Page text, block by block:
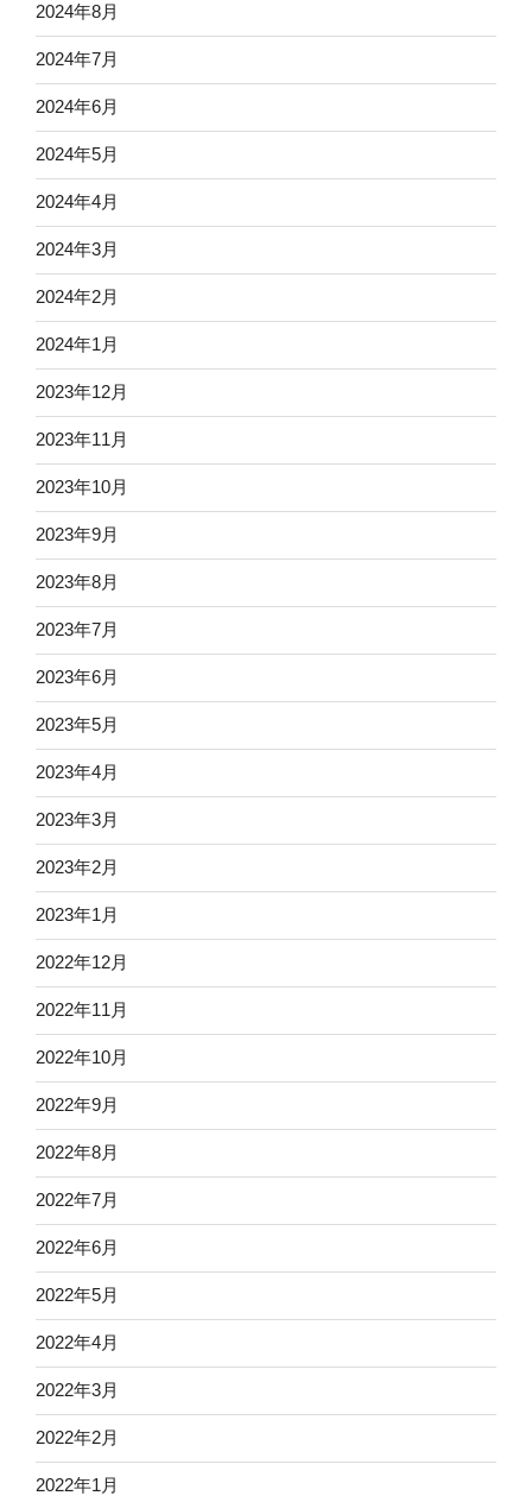
2024年8月
2024年7月
2024年6月
2024年5月
2024年4月
2024年3月
2024年2月
2024年1月
2023年12月
2023年11月
2023年10月
2023年9月
2023年8月
2023年7月
2023年6月
2023年5月
2023年4月
2023年3月
2023年2月
2023年1月
2022年12月
2022年11月
2022年10月
2022年9月
2022年8月
2022年7月
2022年6月
2022年5月
2022年4月
2022年3月
2022年2月
2022年1月